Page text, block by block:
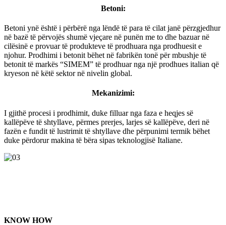
Betoni:
Betoni ynë është i përbërë nga lëndë të para të cilat janë përzgjedhur
në bazë të përvojës shumë vjeçare në punën me to dhe bazuar në
cilësinë e provuar të produkteve të prodhuara nga prodhuesit e
njohur. Prodhimi i betonit bëhet në fabrikën tonë për mbushje të
betonit të markës “SIMEM” të prodhuar nga një prodhues italian që
kryeson në këtë sektor në nivelin global.
Mekanizimi:
I gjithë procesi i prodhimit, duke filluar nga faza e heqjes së
kallëpëve të shtyllave, përmes prerjes, larjes së kallëpëve, deri në
fazën e fundit të lustrimit të shtyllave dhe përpunimi termik bëhet
duke përdorur makina të bëra sipas teknologjisë Italiane.
KNOW HOW